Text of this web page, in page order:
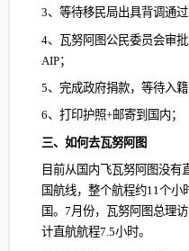
3、等待移民局出具背调通
4、瓦努阿图公民委员会审
AIP；
5、完成政府捐款，等待入籍
6、打印护照+邮寄到国内；
三、如何去瓦努阿图
目前从国内飞瓦努阿图没有
国航线，整个航程约11个
国。7月份，瓦努阿图总理
计直航航程7.5小时。